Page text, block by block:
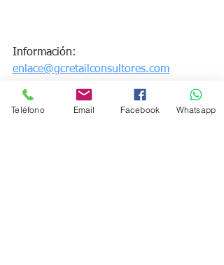
Información:
enlace@gcretailconsultores.com
Gerardo Crail CH.
Teléfono Email Facebook Whatsapp